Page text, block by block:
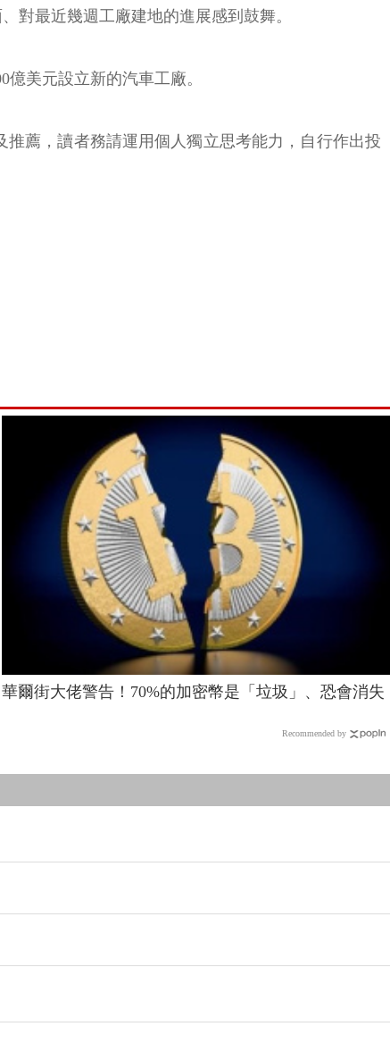
對最近幾週工廠建地的進展感到鼓舞。
美元設立新的汽車工廠。
薦，讀者務請運用個人獨立思考能力，自行作出投
華爾街大佬警告！70%的加密幣是「垃圾」、恐會消失
Recommended by